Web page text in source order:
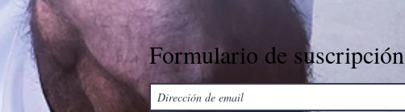
Formulario de suscripción